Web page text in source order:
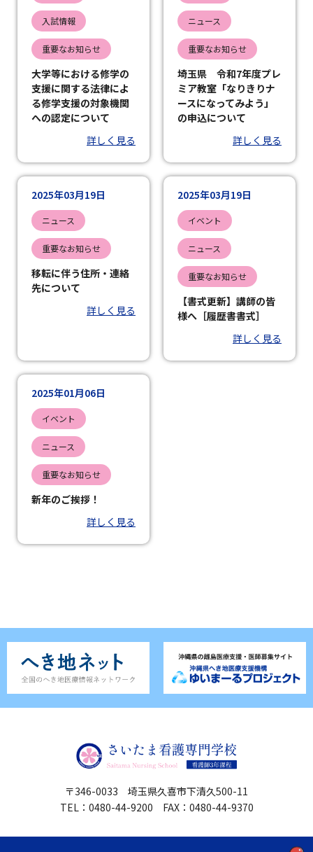
入試情報
重要なお知らせ
大学等における修学の
支援に関する法律によ
る修学支援の対象機関
への認定について
詳しく見る
ニュース
重要なお知らせ
埼玉県 令和7年度プレ
ミア教室「なりきりナ
ースになってみよう」
の申込について
詳しく見る
2025年03月19日
ニュース
重要なお知らせ
移転に伴う住所・連絡
先について
詳しく見る
2025年03月19日
イベント
ニュース
重要なお知らせ
【書式更新】講師の皆
様へ［履歴書書式］
詳しく見る
2025年01月06日
イベント
ニュース
重要なお知らせ
新年のご挨拶！
詳しく見る
〒346-0033 埼玉県久喜市下清久500-11
TEL：0480-44-9200 FAX：0480-44-9370